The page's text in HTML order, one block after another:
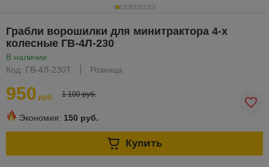
Грабли ворошилки для минитрактора 4-х
колесные ГВ-4Л-230
В наличии
Код: ГВ-4Л-230Т
Розница
950 руб. 1 100 руб.
Экономия: 150 руб.
Купить